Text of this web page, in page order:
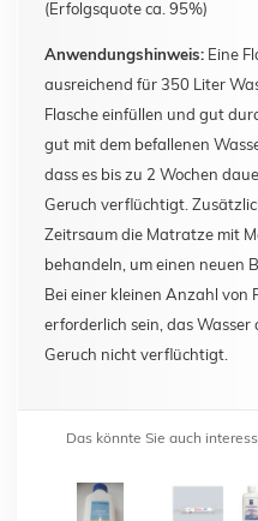
(Erfolgsquote ca. 95%)
Anwendungshinweis: Eine
ausreichend für 350 Liter
Flasche einfüllen und gut
gut mit dem befallenen
dass es bis zu 2 Wochen
Geruch verflüchtigt.
Zeitrsaum die Matratze mit
behandeln, um einen neuen
Bei einer kleinen Anzahl von
erforderlich sein, das
Geruch nicht verflüchtigt.
Das könnte Sie auch